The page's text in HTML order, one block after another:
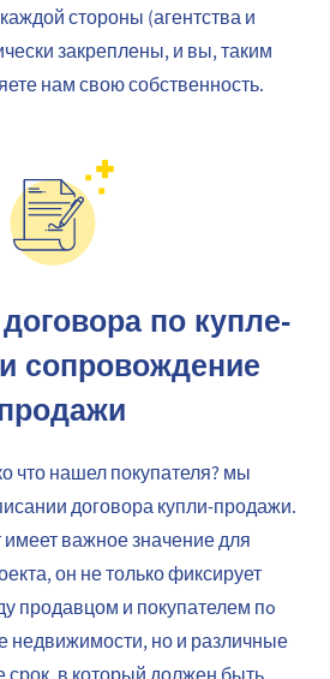
стороны (агентства и
закреплены, и вы, таким
нам свою собственность.
по купле-
сопровождение
что нашел покупателя? мы
договора купли-продажи.
имеет важное значение для
он не только фиксирует
продавцом и покупателем пo
недвижимости, но и различные